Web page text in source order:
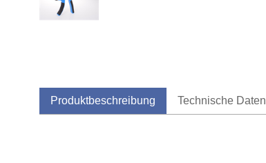
Produktbeschreibung Technische Daten